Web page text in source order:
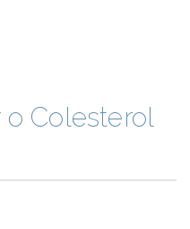
Colesterol